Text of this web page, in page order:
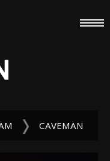
CAVEMAN